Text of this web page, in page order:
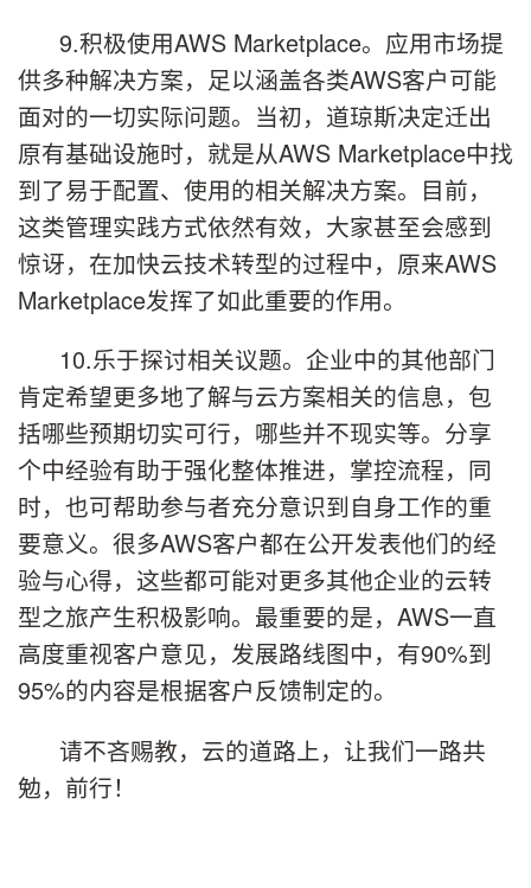
9.积极使用AWS Marketplace。应用市场提
供多种解决方案，足以涵盖各类AWS客户可能
面对的一切实际问题。当初，道琼斯决定迁出
原有基础设施时，就是从AWS Marketplace中找
到了易于配置、使用的相关解决方案。目前，
这类管理实践方式依然有效，大家甚至会感到
惊讶，在加快云技术转型的过程中，原来AWS
Marketplace发挥了如此重要的作用。
10.乐于探讨相关议题。企业中的其他部门
肯定希望更多地了解与云方案相关的信息，包
括哪些预期切实可行，哪些并不现实等。分享
个中经验有助于强化整体推进，掌控流程，同
时，也可帮助参与者充分意识到自身工作的重
要意义。很多AWS客户都在公开发表他们的经
验与心得，这些都可能对更多其他企业的云转
型之旅产生积极影响。最重要的是，AWS一直
高度重视客户意见，发展路线图中，有90%到
95%的内容是根据客户反馈制定的。
请不吝赐教，云的道路上，让我们一路共
勉，前行！